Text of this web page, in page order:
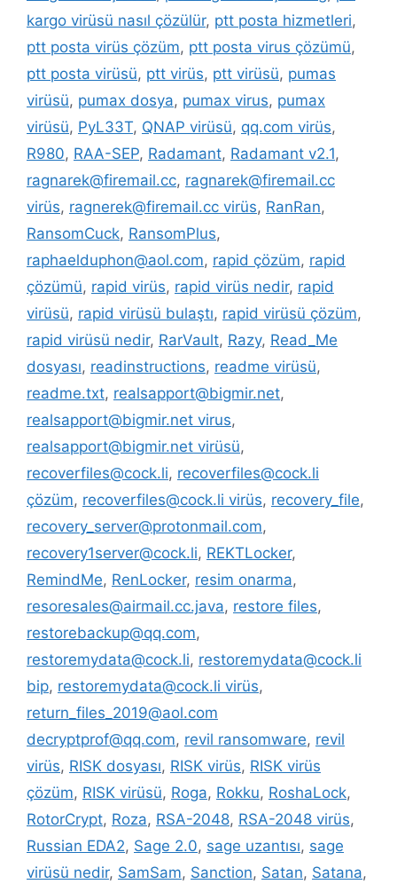
kargo virüsü nasıl çözülür, ptt posta hizmetleri,
ptt posta virüs çözüm, ptt posta virus çözümü,
ptt posta virüsü, ptt virüs, ptt virüsü, pumas
virüsü, pumax dosya, pumax virus, pumax
virüsü, PyL33T, QNAP virüsü, qq.com virüs,
R980, RAA-SEP, Radamant, Radamant v2.1,
ragnarek@firemail.cc, ragnarek@firemail.cc
virüs, ragnerek@firemail.cc virüs, RanRan,
RansomCuck, RansomPlus,
raphaelduphon@aol.com, rapid çözüm, rapid
çözümü, rapid virüs, rapid virüs nedir, rapid
virüsü, rapid virüsü bulaştı, rapid virüsü çözüm,
rapid virüsü nedir, RarVault, Razy, Read_Me
dosyası, readinstructions, readme virüsü,
readme.txt, realsapport@bigmir.net,
realsapport@bigmir.net virus,
realsapport@bigmir.net virüsü,
recoverfiles@cock.li, recoverfiles@cock.li
çözüm, recoverfiles@cock.li virüs, recovery_file,
recovery_server@protonmail.com,
recovery1server@cock.li, REKTLocker,
RemindMe, RenLocker, resim onarma,
resoresales@airmail.cc.java, restore files,
restorebackup@qq.com,
restoremydata@cock.li, restoremydata@cock.li
bip, restoremydata@cock.li virüs,
return_files_2019@aol.com
decryptprof@qq.com, revil ransomware, revil
virüs, RISK dosyası, RISK virüs, RISK virüs
çözüm, RISK virüsü, Roga, Rokku, RoshaLock,
RotorCrypt, Roza, RSA-2048, RSA-2048 virüs,
Russian EDA2, Sage 2.0, sage uzantısı, sage
virüsü nedir, SamSam, Sanction, Satan, Satana,